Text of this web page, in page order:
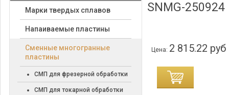
Марки твердых сплавов
Напаиваемые пластины
Cменные многогранные
пластины
СМП для фрезерной обработки
СМП для токарной обработки
SNMG-250924
Цена: 2 815.22 руб